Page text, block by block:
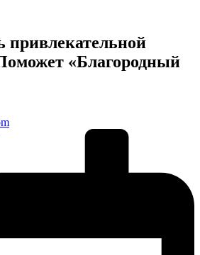
привлекательной
«Благородный